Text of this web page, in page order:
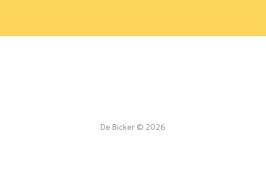
De Bicker © 2026